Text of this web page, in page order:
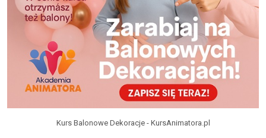
Kurs Balonowe Dekoracje - KursAnimatora.pl